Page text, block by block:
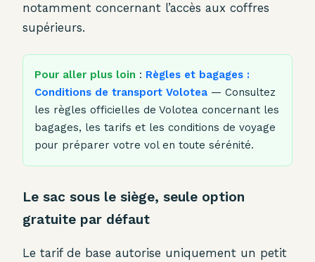
notamment concernant l’accès aux coffres
supérieurs.
Pour aller plus loin : Règles et bagages :
Conditions de transport Volotea — Consultez
les règles officielles de Volotea concernant les
bagages, les tarifs et les conditions de voyage
pour préparer votre vol en toute sérénité.
Le sac sous le siège, seule option
gratuite par défaut
Le tarif de base autorise uniquement un petit